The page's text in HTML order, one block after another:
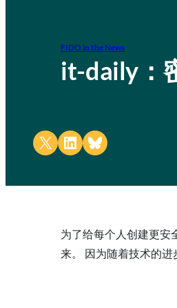
FIDO in the News
it-daily：
Share on X Share on LinkedIn
Share on Bluesky
为了给每个人创建更安
来。 因为随着技术的进